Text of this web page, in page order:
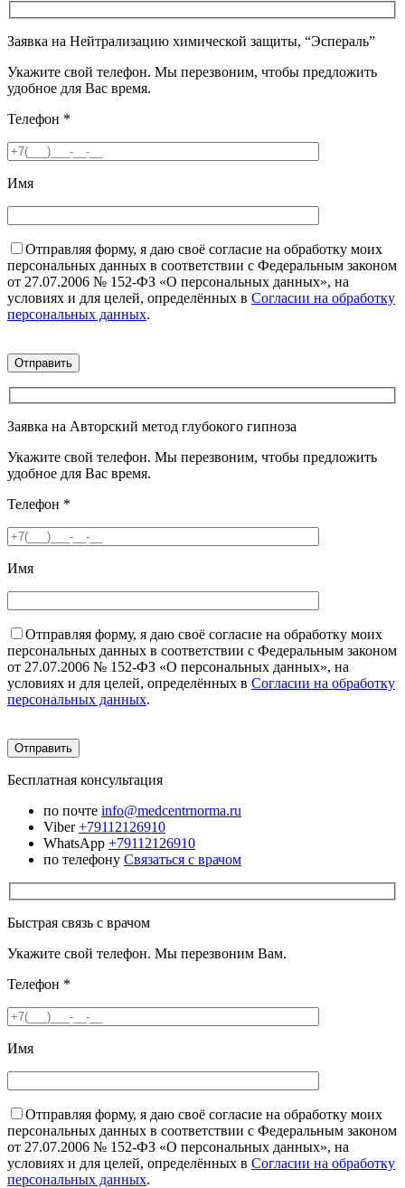
Заявка на Нейтрализацию химической защиты, “Эспераль”
Укажите свой телефон. Мы перезвоним, чтобы предложить
удобное для Вас время.
Телефон *
Имя
Отправляя форму, я даю своё согласие на обработку моих
персональных данных в соответствии с Федеральным законом
от 27.07.2006 № 152-ФЗ «О персональных данных», на
условиях и для целей, определённых в Согласии на обработку
персональных данных.
Заявка на Авторский метод глубокого гипноза
Укажите свой телефон. Мы перезвоним, чтобы предложить
удобное для Вас время.
Телефон *
Имя
Отправляя форму, я даю своё согласие на обработку моих
персональных данных в соответствии с Федеральным законом
от 27.07.2006 № 152-ФЗ «О персональных данных», на
условиях и для целей, определённых в Согласии на обработку
персональных данных.
Бесплатная консультация
по почте info@medcentrnorma.ru
Viber +79112126910
WhatsApp +79112126910
по телефону Связаться с врачом
Быстрая связь с врачом
Укажите свой телефон. Мы перезвоним Вам.
Телефон *
Имя
Отправляя форму, я даю своё согласие на обработку моих
персональных данных в соответствии с Федеральным законом
от 27.07.2006 № 152-ФЗ «О персональных данных», на
условиях и для целей, определённых в Согласии на обработку
персональных данных.